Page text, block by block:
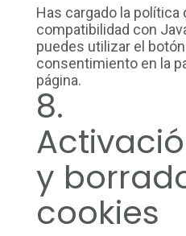
Has cargado la política
compatibilidad con
puedes utilizar el
consentimiento en la
página.
8.
y
cookies